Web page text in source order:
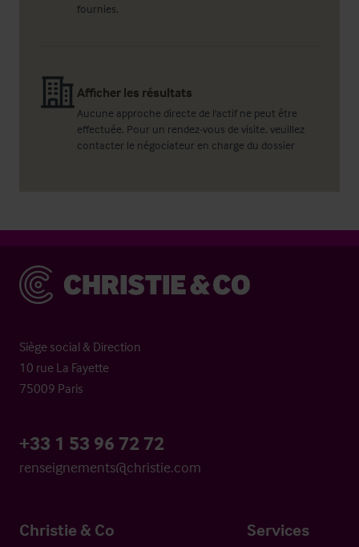
fournies.
Afficher les résultats
Aucune approche directe de l'actif ne peut être
effectuée. Pour un rendez-vous de visite, veuillez
contacter le négociateur en charge du dossier
Christie & Co
Siège social & Direction
10 rue La Fayette
75009 Paris
+33 1 53 96 72 72
renseignements@christie.com
Christie & Co Services